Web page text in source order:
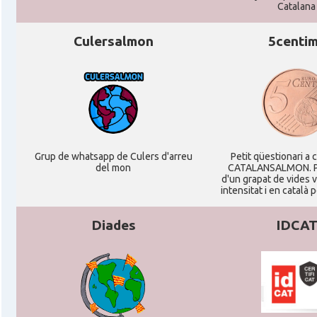
Consolat general a Frankfurt am
Consolat Consolat general a Hamburg
Consolat general a Munich
Consolat general a Stuttgart
Ambaixada espanyola a Alemanya
Catalana
Culersalmon
Grup de whatsapp de Culers d'arreu
del mon
Petit qüestionari a
CATALANSALMON.
d'un grapat de vides
intensitat i en català
Diades IDCAT